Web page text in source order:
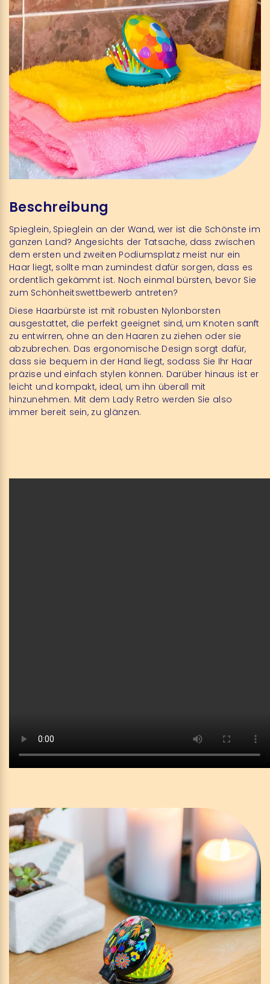
Beschreibung
Spieglein, Spieglein an der Wand, wer ist die Schönste im
ganzen Land? Angesichts der Tatsache, dass zwischen
dem ersten und zweiten Podiumsplatz meist nur ein
Haar liegt, sollte man zumindest dafür sorgen, dass es
ordentlich gekämmt ist. Noch einmal bürsten, bevor Sie
zum Schönheitswettbewerb antreten?
Diese Haarbürste ist mit robusten Nylonborsten
ausgestattet, die perfekt geeignet sind, um Knoten sanft
zu entwirren, ohne an den Haaren zu ziehen oder sie
abzubrechen. Das ergonomische Design sorgt dafür,
dass sie bequem in der Hand liegt, sodass Sie Ihr Haar
präzise und einfach stylen können. Darüber hinaus ist er
leicht und kompakt, ideal, um ihn überall mit
hinzunehmen. Mit dem Lady Retro werden Sie also
immer bereit sein, zu glänzen.